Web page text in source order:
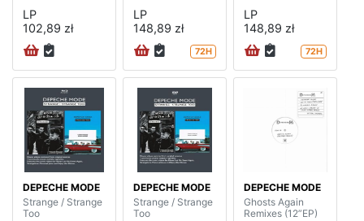
LP
102,89 zł
LP
148,89 zł
72H
LP
148,89 zł
72H
DEPECHE MODE
Strange / Strange
Too
DEPECHE MODE
Strange / Strange
Too
DEPECHE MODE
Ghosts Again
Remixes (12”EP)